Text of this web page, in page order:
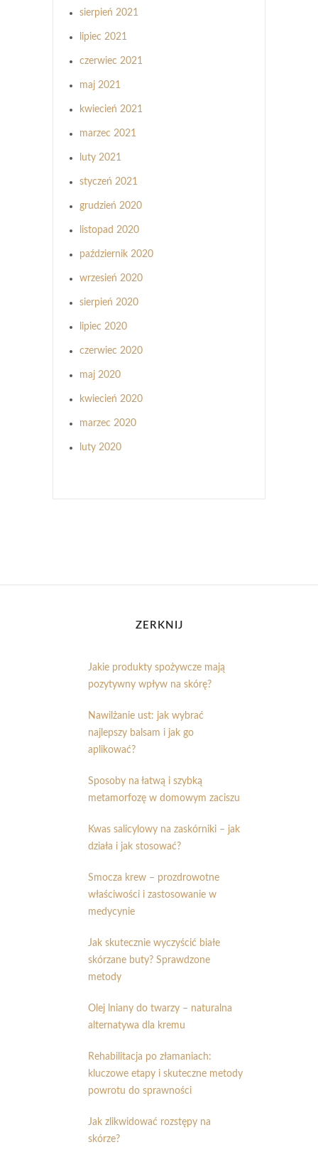
sierpień 2021
lipiec 2021
czerwiec 2021
maj 2021
kwiecień 2021
marzec 2021
luty 2021
styczeń 2021
grudzień 2020
listopad 2020
październik 2020
wrzesień 2020
sierpień 2020
lipiec 2020
czerwiec 2020
maj 2020
kwiecień 2020
marzec 2020
luty 2020
ZERKNIJ
Jakie produkty spożywcze mają
pozytywny wpływ na skórę?
Nawilżanie ust: jak wybrać
najlepszy balsam i jak go
aplikować?
Sposoby na łatwą i szybką
metamorfozę w domowym zaciszu
Kwas salicylowy na zaskórniki – jak
działa i jak stosować?
Smocza krew – prozdrowotne
właściwości i zastosowanie w
medycynie
Jak skutecznie wyczyścić białe
skórzane buty? Sprawdzone
metody
Olej lniany do twarzy – naturalna
alternatywa dla kremu
Rehabilitacja po złamaniach:
kluczowe etapy i skuteczne metody
powrotu do sprawności
Jak zlikwidować rozstępy na
skórze?